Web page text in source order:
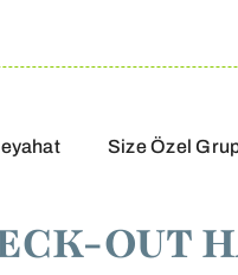
Size Özel
OUT